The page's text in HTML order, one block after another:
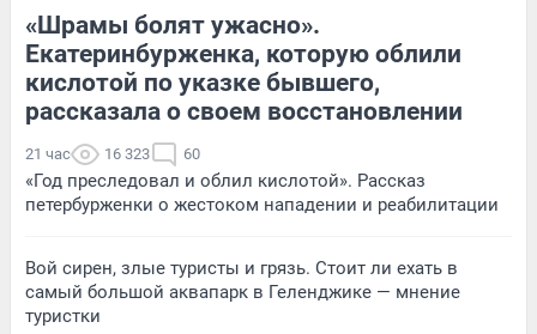
«Шрамы болят ужасно».
Екатеринбурженка, которую облили
кислотой по указке бывшего,
рассказала о своем восстановлении
21 час 16 323 60
«Год преследовал и облил кислотой». Рассказ
петербурженки о жестоком нападении и реабилитации
Вой сирен, злые туристы и грязь. Стоит ли ехать в
самый большой аквапарк в Геленджике — мнение
туристки